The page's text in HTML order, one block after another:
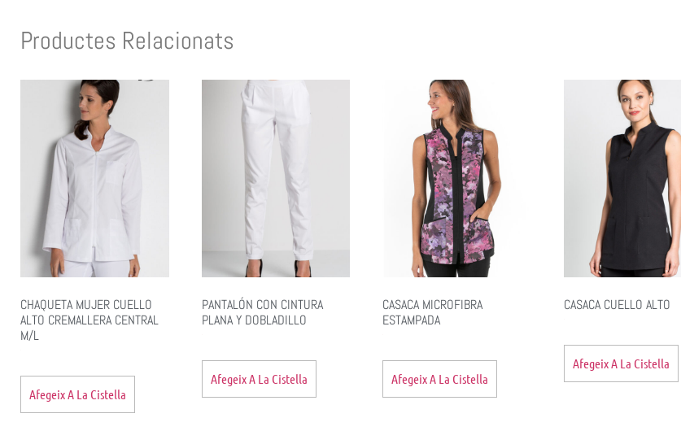
Productes Relacionats
CHAQUETA MUJER CUELLO
ALTO CREMALLERA CENTRAL
M/L
Afegeix A La Cistella
PANTALÓN CON CINTURA
PLANA Y DOBLADILLO
Afegeix A La Cistella
CASACA MICROFIBRA
ESTAMPADA
Afegeix A La Cistella
CASACA CUELLO ALTO
Afegeix A La Cistella